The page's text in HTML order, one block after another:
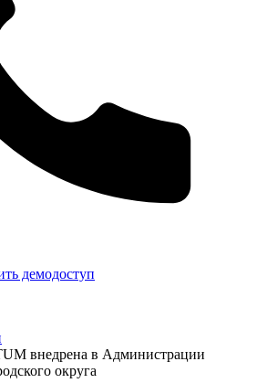
демодоступ
внедрена в Администрации
округа